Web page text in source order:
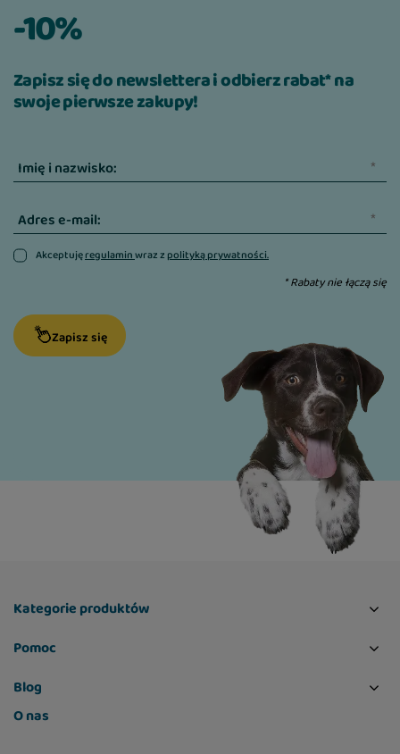
-10%
Zapisz się do newslettera i odbierz rabat* na
swoje pierwsze zakupy!
Imię i nazwisko:
Adres e-mail:
Akceptujęregulaminwraz zpolityką prywatności.
* Rabaty nie łączą się
Zapisz się
Kategorie produktów
Pomoc
Blog
O nas